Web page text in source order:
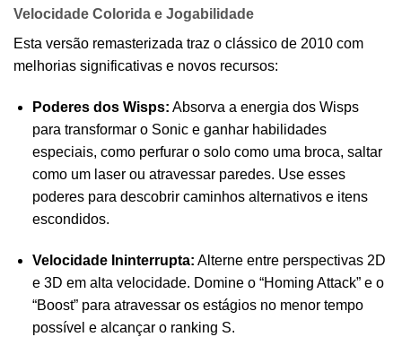
Velocidade Colorida e Jogabilidade
Esta versão remasterizada traz o clássico de 2010 com
melhorias significativas e novos recursos:
Poderes dos Wisps: Absorva a energia dos Wisps
para transformar o Sonic e ganhar habilidades
especiais, como perfurar o solo como uma broca, saltar
como um laser ou atravessar paredes. Use esses
poderes para descobrir caminhos alternativos e itens
escondidos.
Velocidade Ininterrupta: Alterne entre perspectivas 2D
e 3D em alta velocidade. Domine o “Homing Attack” e o
“Boost” para atravessar os estágios no menor tempo
possível e alcançar o ranking S.